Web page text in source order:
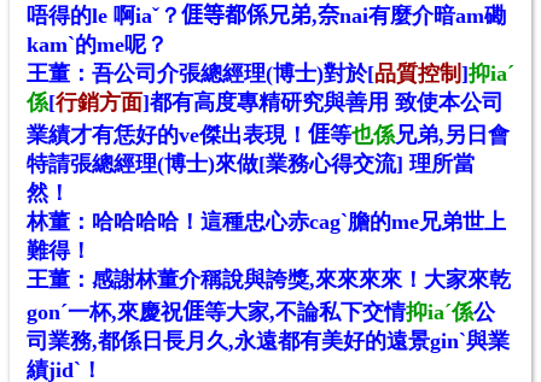
唔得的le 啊iaˇ？𠊎等都係兄弟,奈nai有麼介暗am磡
kamˋ的me呢？
王董：吾公司介張總經理(博士)對於[品質控制 ]抑iaˊ
係[行銷方面]都有高度專精研究與善用 致使本公司
業績才有恁好的ve傑出表現！ 𠊎等也係兄弟,另日會
特請張總經理(博士)來做[業務心得交流] 理所當
然！
林董：哈哈哈哈！這種忠心赤cagˋ膽的me兄弟世上
難得！
王董：感謝林董介稱說與誇獎,來來來來！大家來乾
gonˊ一杯,來慶祝𠊎等大家,不論私下交情抑iaˊ係公
司業務,都係日長月久,永遠都有美好的遠景ginˋ與業
績jidˋ！